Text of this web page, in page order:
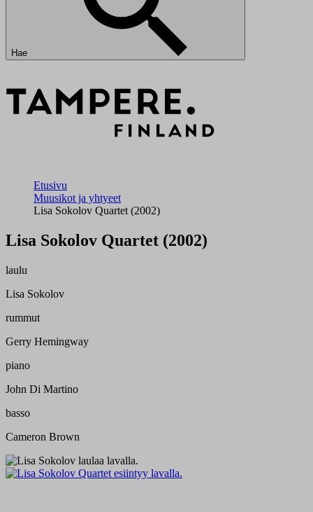
Hae
Etusivu
Muusikot ja yhtyeet
Lisa Sokolov Quartet (2002)
Lisa Sokolov Quartet (2002)
laulu
Lisa Sokolov
rummut
Gerry Hemingway
piano
John Di Martino
basso
Cameron Brown